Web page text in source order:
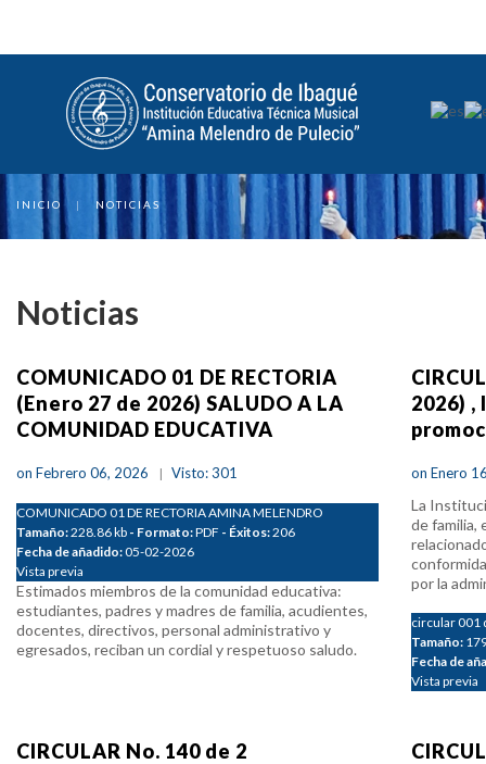
INICIO | NOTICIAS
Noticias
COMUNICADO 01 DE RECTORIA
(Enero 27 de 2026) SALUDO A LA
COMUNIDAD EDUCATIVA
on Febrero 06, 2026 Visto: 301
COMUNICADO 01 DE RECTORIA AMINA MELENDRO
Tamaño:228.86 kb - Formato:PDF - Éxitos:206
Fecha de añadido:05-02-2026
Vista previa
Estimados miembros de la comunidad educativa:
estudiantes, padres y madres de familia, acudientes,
docentes, directivos, personal administrativo y
egresados, reciban un cordial y respetuoso saludo.
2026) ,
on Enero
La
de familia,
por la
circular 001
Tamaño:
Fecha de
Vista previa
CIRCULAR No. 140 de 2